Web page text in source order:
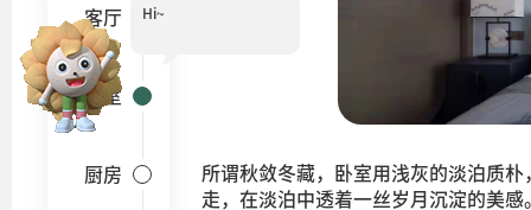
所谓秋敛冬藏，卧室用浅灰的淡泊质
走，在淡泊中透着一丝岁月沉淀的美感
客厅
卧室
厨房
Hi~